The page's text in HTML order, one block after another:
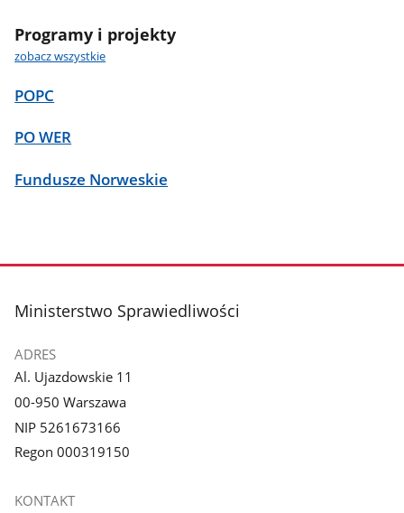
Programy i projekty
zobacz wszystkie
POPC
PO WER
Fundusze Norweskie
stopka
Ministerstwo Sprawiedliwości
ADRES
Al. Ujazdowskie 11
00-950 Warszawa
NIP 5261673166
Regon 000319150
KONTAKT